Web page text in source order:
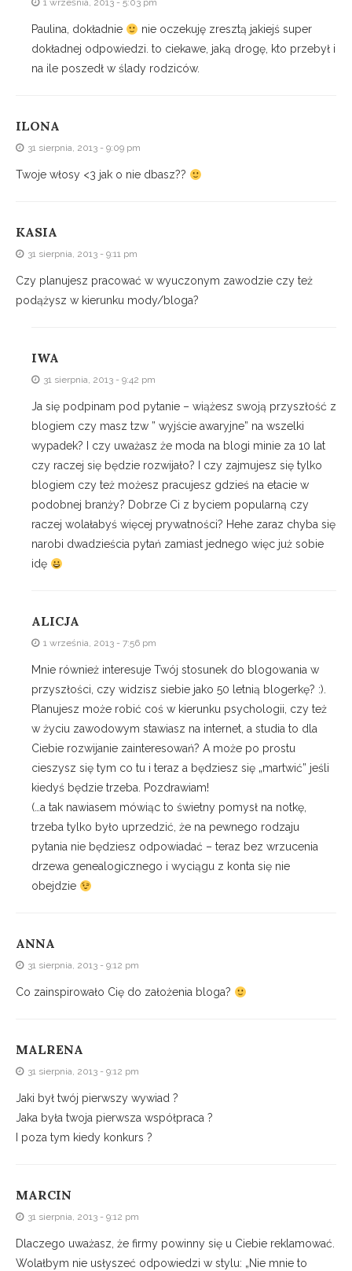
1 września, 2013 - 5:03 pm
Paulina, dokładnie
nie oczekuję zresztą jakiejś super
dokładnej odpowiedzi. to ciekawe, jaką drogę, kto przebył i
na ile poszedł w ślady rodziców.
ILONA
31 sierpnia, 2013 - 9:09 pm
Twoje włosy <3 jak o nie dbasz??
KASIA
31 sierpnia, 2013 - 9:11 pm
Czy planujesz pracować w wyuczonym zawodzie czy też
podążysz w kierunku mody/bloga?
IWA
31 sierpnia, 2013 - 9:42 pm
Ja się podpinam pod pytanie – wiążesz swoją przyszłość z
blogiem czy masz tzw ” wyjście awaryjne” na wszelki
wypadek? I czy uważasz że moda na blogi minie za 10 lat
czy raczej się będzie rozwijało? I czy zajmujesz się tylko
blogiem czy też możesz pracujesz gdzieś na etacie w
podobnej branży? Dobrze Ci z byciem popularną czy
raczej wolałabyś więcej prywatności? Hehe zaraz chyba się
narobi dwadzieścia pytań zamiast jednego więc już sobie
idę
ALICJA
1 września, 2013 - 7:56 pm
Mnie również interesuje Twój stosunek do blogowania w
przyszłości, czy widzisz siebie jako 50 letnią blogerkę? :).
Planujesz może robić coś w kierunku psychologii, czy też
w życiu zawodowym stawiasz na internet, a studia to dla
Ciebie rozwijanie zainteresowań? A może po prostu
cieszysz się tym co tu i teraz a będziesz się „martwić” jeśli
kiedyś będzie trzeba. Pozdrawiam!
(…a tak nawiasem mówiąc to świetny pomysł na notkę,
trzeba tylko było uprzedzić, że na pewnego rodzaju
pytania nie będziesz odpowiadać – teraz bez wrzucenia
drzewa genealogicznego i wyciągu z konta się nie
obejdzie
ANNA
31 sierpnia, 2013 - 9:12 pm
Co zainspirowało Cię do założenia bloga?
MALRENA
31 sierpnia, 2013 - 9:12 pm
Jaki był twój pierwszy wywiad ?
Jaka była twoja pierwsza współpraca ?
I poza tym kiedy konkurs ?
MARCIN
31 sierpnia, 2013 - 9:12 pm
Dlaczego uważasz, że firmy powinny się u Ciebie reklamować.
Wolałbym nie usłyszeć odpowiedzi w stylu: „Nie mnie to